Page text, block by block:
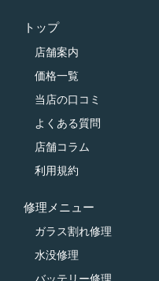
トップ
店舗案内
価格一覧
当店の口コミ
よくある質問
店舗コラム
利用規約
修理メニュー
ガラス割れ修理
水没修理